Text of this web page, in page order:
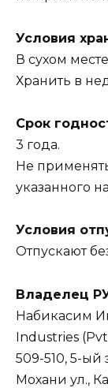
Условия
В сухом
Хранить в
Срок
3 года.
Не
указанного
Условия
Отпускают
Владелец
Набикасим
Industries
509-510, 5-ый
Мохани ул.,